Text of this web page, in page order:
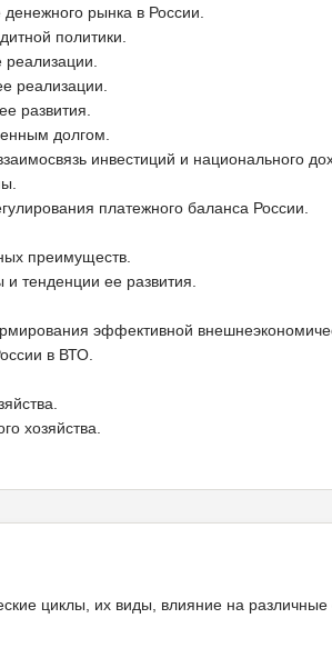
рынка в России.
политики.
реализации.
развития.
долгом.
инвестиций и национального
платежного баланса России.
преимуществ.
тенденции ее развития.
эффективной
в ВТО.
хозяйства.
циклы, их виды, влияние на